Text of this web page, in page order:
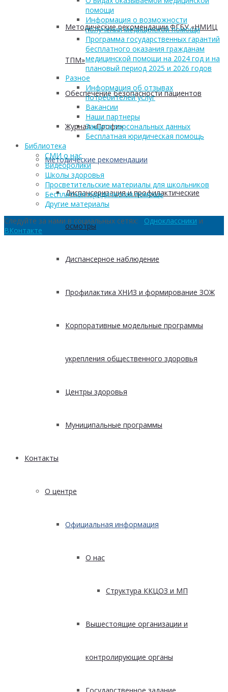
Методические рекомендации ФГБУ «НМИЦ
ТПМ»
Обеспечение безопасности пациентов
Журнал «Профи»
Методические рекомендации
Диспансеризация и профилактические
осмотры
Диспансерное наблюдение
Профилактика ХНИЗ и формирование ЗОЖ
Корпоративные модельные программы
укрепления общественного здоровья
Центры здоровья
Муниципальные программы
Контакты
О центре
Официальная информация
О нас
Структура ККЦОЗ и МП
Вышестоящие организации и
контролирующие органы
помощи
Информация о возможности
получения медицинской помощи
Программа государственных гарантий
бесплатного оказания гражданам
медицинской помощи на 2024 год и на
плановый период 2025 и 2026 годов
Разное
Информация об отзывах
потребителей услуг
Вакансии
Наши партнеры
Защита персональных данных
Бесплатная юридическая помощь
Библиотека
СМИ о нас
Видеоролики
Школы здоровья
Просветительские материалы для школьников
Бесплатная юридическая помощь
Другие материалы
Следуйте за нами в социальных сетях: Одноклассники и
ВКонтакте